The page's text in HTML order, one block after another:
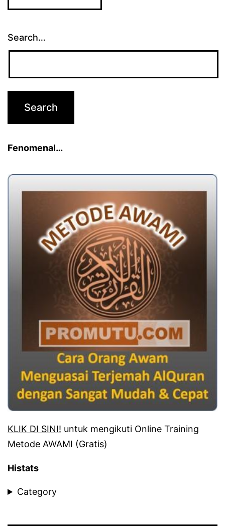
Search…
Fenomenal…
KLIK DI SINI! untuk mengikuti Online Training
Metode AWAMI (Gratis)
Histats
Category